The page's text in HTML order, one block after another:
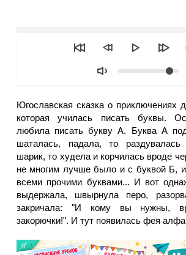
Объем
Югославская сказка о приключениях
которая училась писать буквы.
любила писать букву А. Буква А
шаталась, падала, то
шарик, то худела и корчилась вроде
не многим лучше было и с буквой Б,
всеми прочими буквами... И вот
выдержала, швырнула перо,
закричала: "И кому вы нужны,
закорючки!". И тут появилась фея